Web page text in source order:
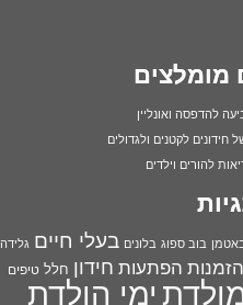
מומלצים
להדפסה ואונליין
חידונים לקטנים ולגדולים
להורים וילדים
בוב ספוג בלונים בעלי חיים גלידה
הזמנות הפתעות חידון חלל טיפיםימי הולדת